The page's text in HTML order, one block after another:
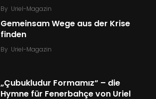
By Uriel-Magazin
Gemeinsam Wege aus der Krise
finden
By Uriel-Magazin
„Çubukludur Formamız“ – die
Hymne für Fenerbahçe von Uriel